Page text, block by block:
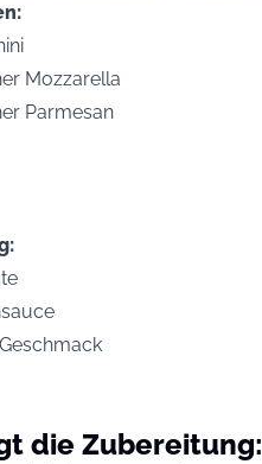
Mozzarella
Parmesan
die Zubereitung: